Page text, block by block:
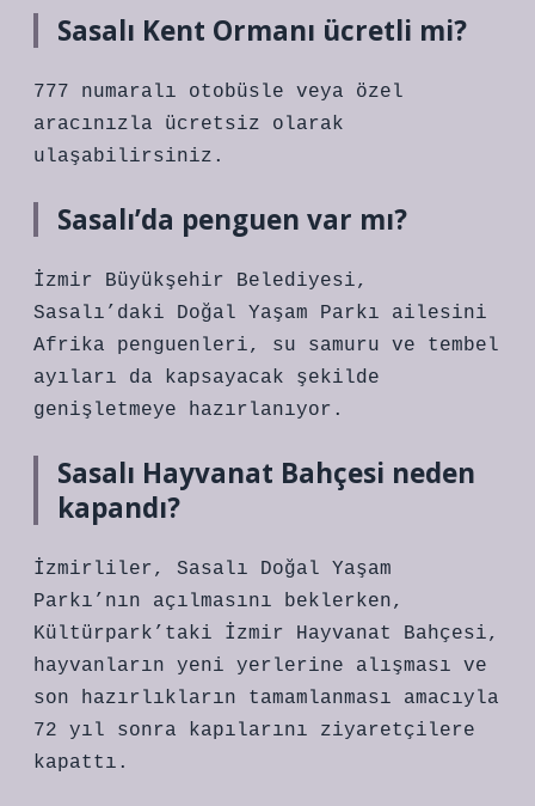
Sasalı Kent Ormanı ücretli mi?
777 numaralı otobüsle veya özel
aracınızla ücretsiz olarak
ulaşabilirsiniz.
Sasalı’da penguen var mı?
İzmir Büyükşehir Belediyesi,
Sasalı’daki Doğal Yaşam Parkı ailesini
Afrika penguenleri, su samuru ve tembel
ayıları da kapsayacak şekilde
genişletmeye hazırlanıyor.
Sasalı Hayvanat Bahçesi neden
kapandı?
İzmirliler, Sasalı Doğal Yaşam
Parkı’nın açılmasını beklerken,
Kültürpark’taki İzmir Hayvanat Bahçesi,
hayvanların yeni yerlerine alışması ve
son hazırlıkların tamamlanması amacıyla
72 yıl sonra kapılarını ziyaretçilere
kapattı.